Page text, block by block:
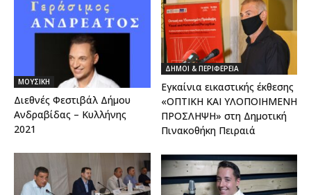
ΜΟΥΣΙΚΗ
Διεθνές Φεστιβάλ Δήμου
Ανδραβίδας – Κυλλήνης
2021
ΔΗΜΟΙ & ΠΕΡΙΦΕΡΕΙΑ
Εγκαίνια εικαστικής έκθεσης
«ΟΠΤΙΚΗ ΚΑΙ ΥΛΟΠΟΙΗΜΕΝΗ
ΠΡΟΣΛΗΨΗ» στη Δημοτική
Πινακοθήκη Πειραιά